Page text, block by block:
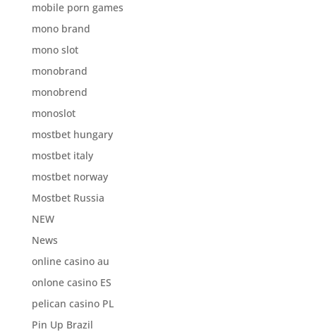
mobile porn games
mono brand
mono slot
monobrand
monobrend
monoslot
mostbet hungary
mostbet italy
mostbet norway
Mostbet Russia
NEW
News
online casino au
onlone casino ES
pelican casino PL
Pin Up Brazil